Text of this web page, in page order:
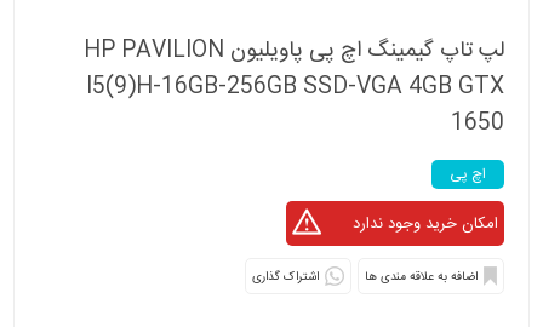
لپ تاپ گیمینگ اچ پی پاویلیون HP PAVILION
I5(9)H-16GB-256GB SSD-VGA 4GB GTX
1650
اچ پی
اشتراک گذاری